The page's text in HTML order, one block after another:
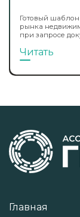
Готовый
рынка
при запросе
Читать
Главная